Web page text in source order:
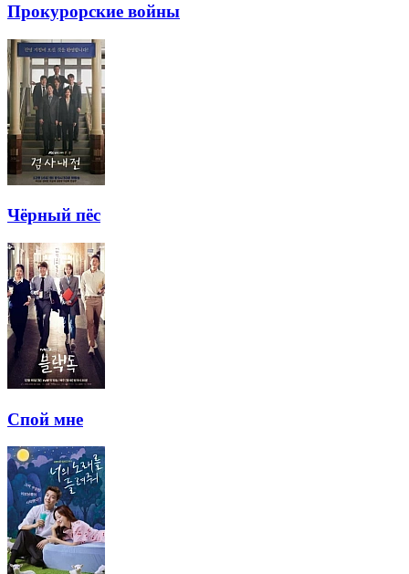
Прокурорские войны
Чёрный пёс
Спой мне